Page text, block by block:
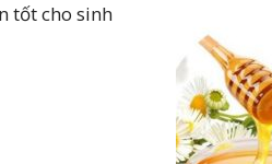
tốt cho sinh